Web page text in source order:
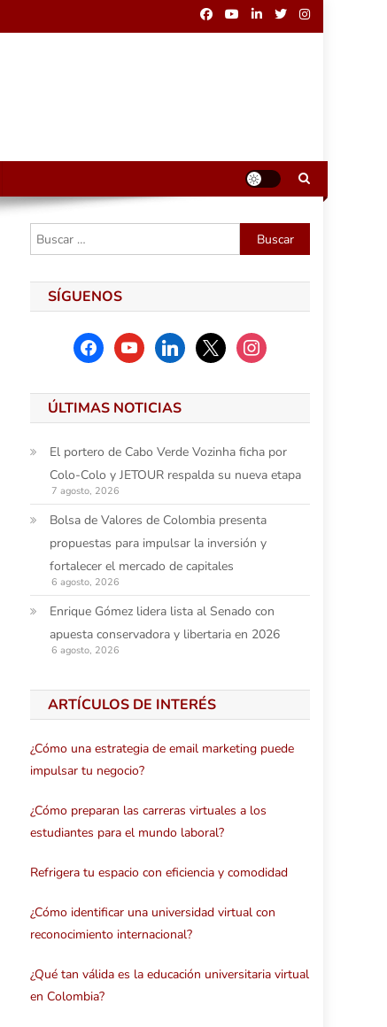
Buscar:
SÍGUENOS
facebookyoutubelinkedinx instagram
ÚLTIMAS NOTICIAS
El portero de Cabo Verde Vozinha ficha por
Colo-Colo y JETOUR respalda su nueva etapa
7 agosto, 2026
Bolsa de Valores de Colombia presenta
propuestas para impulsar la inversión y
fortalecer el mercado de capitales
6 agosto, 2026
Enrique Gómez lidera lista al Senado con
apuesta conservadora y libertaria en 2026
6 agosto, 2026
ARTÍCULOS DE INTERÉS
¿Cómo una estrategia de email marketing puede
impulsar tu negocio?
¿Cómo preparan las carreras virtuales a los
estudiantes para el mundo laboral?
Refrigera tu espacio con eficiencia y comodidad
¿Cómo identificar una universidad virtual con
reconocimiento internacional?
¿Qué tan válida es la educación universitaria virtual
en Colombia?